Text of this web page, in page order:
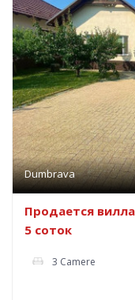
Dumbrava
Продается
5 соток
3 Camere